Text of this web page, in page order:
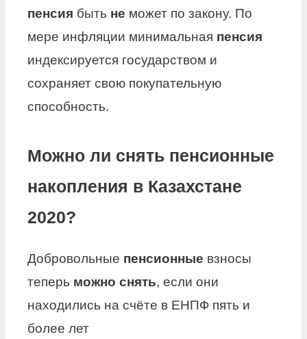
пенсия быть не может по закону. По
мере инфляции минимальная пенсия
индексируется государством и
сохраняет свою покупательную
способность.
Можно ли снять пенсионные
накопления в Казахстане
2020?
Добровольные пенсионные взносы
теперь можно снять, если они
находились на счёте в ЕНПФ пять и
более лет